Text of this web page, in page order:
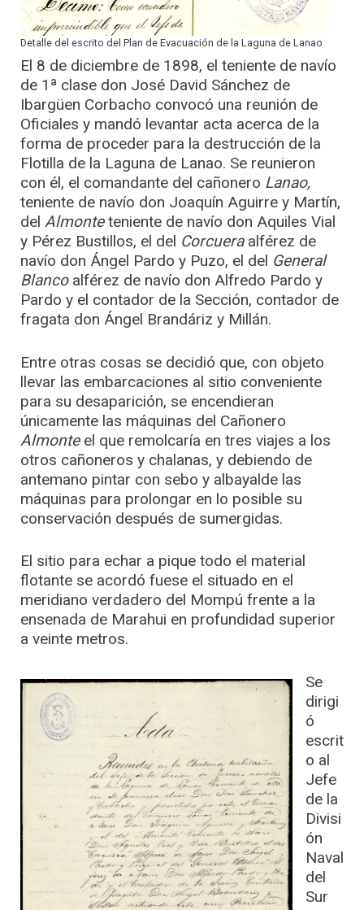
Detalle del escrito del Plan de Evacuación de la Laguna de Lanao
El 8 de diciembre de 1898, el teniente de navío
de 1ª clase don José David Sánchez de
Ibargüen Corbacho convocó una reunión de
Oficiales y mandó levantar acta acerca de la
forma de proceder para la destrucción de la
Flotilla de la Laguna de Lanao. Se reunieron
con él, el comandante del cañonero Lanao,
teniente de navío don Joaquín Aguirre y Martín,
del Almonteteniente de navío don Aquiles Vial
y Pérez Bustillos, el del Corcuera alférez de
navío don Ángel Pardo y Puzo, el del General
Blanco alférez de navío don Alfredo Pardo y
Pardo y el contador de la Sección, contador de
fragata don Ángel Brandáriz y Millán.
Entre otras cosas se decidió que, con objeto
llevar las embarcaciones al sitio conveniente
para su desaparición, se encendieran
únicamente las máquinas del Cañonero
Almonteel que remolcaría en tres viajes a los
otros cañoneros y chalanas, y debiendo de
antemano pintar con sebo y albayalde las
máquinas para prolongar en lo posible su
conservación después de sumergidas.
El sitio para echar a pique todo el material
flotante se acordó fuese el situado en el
meridiano verdadero del Mompú frente a la
ensenada de Marahui en profundidad superior
a veinte metros.
Se
dirigi
ó
escrit
o al
Jefe
de la
Divisi
ón
Naval
del
Sur